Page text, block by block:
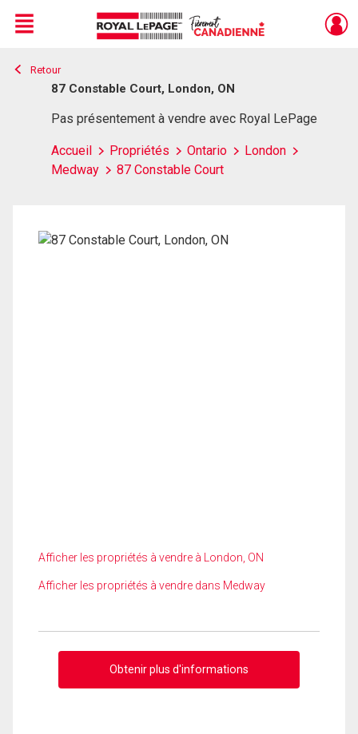
Live
En Direct
Menu
Retour
87 Constable Court, London, ON
Pas présentement à vendre avec Royal LePage
Accueil Propriétés Ontario
London
Medway
87 Constable Court
Afficher les propriétés à vendre à London, ON
Afficher les propriétés à vendre dans Medway
Obtenir plus d'informations